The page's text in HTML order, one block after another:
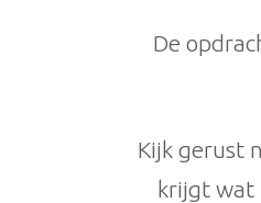
De
Kijk gerust
krijgt wat